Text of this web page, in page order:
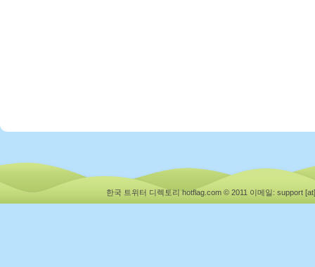
한국 트위터 디렉토리 hotflag.com © 2011 이메일: support